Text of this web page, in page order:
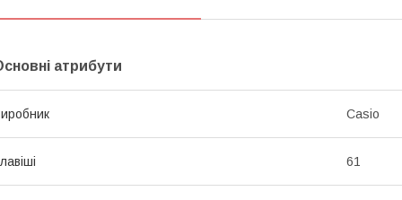
атрибути
Casio
61